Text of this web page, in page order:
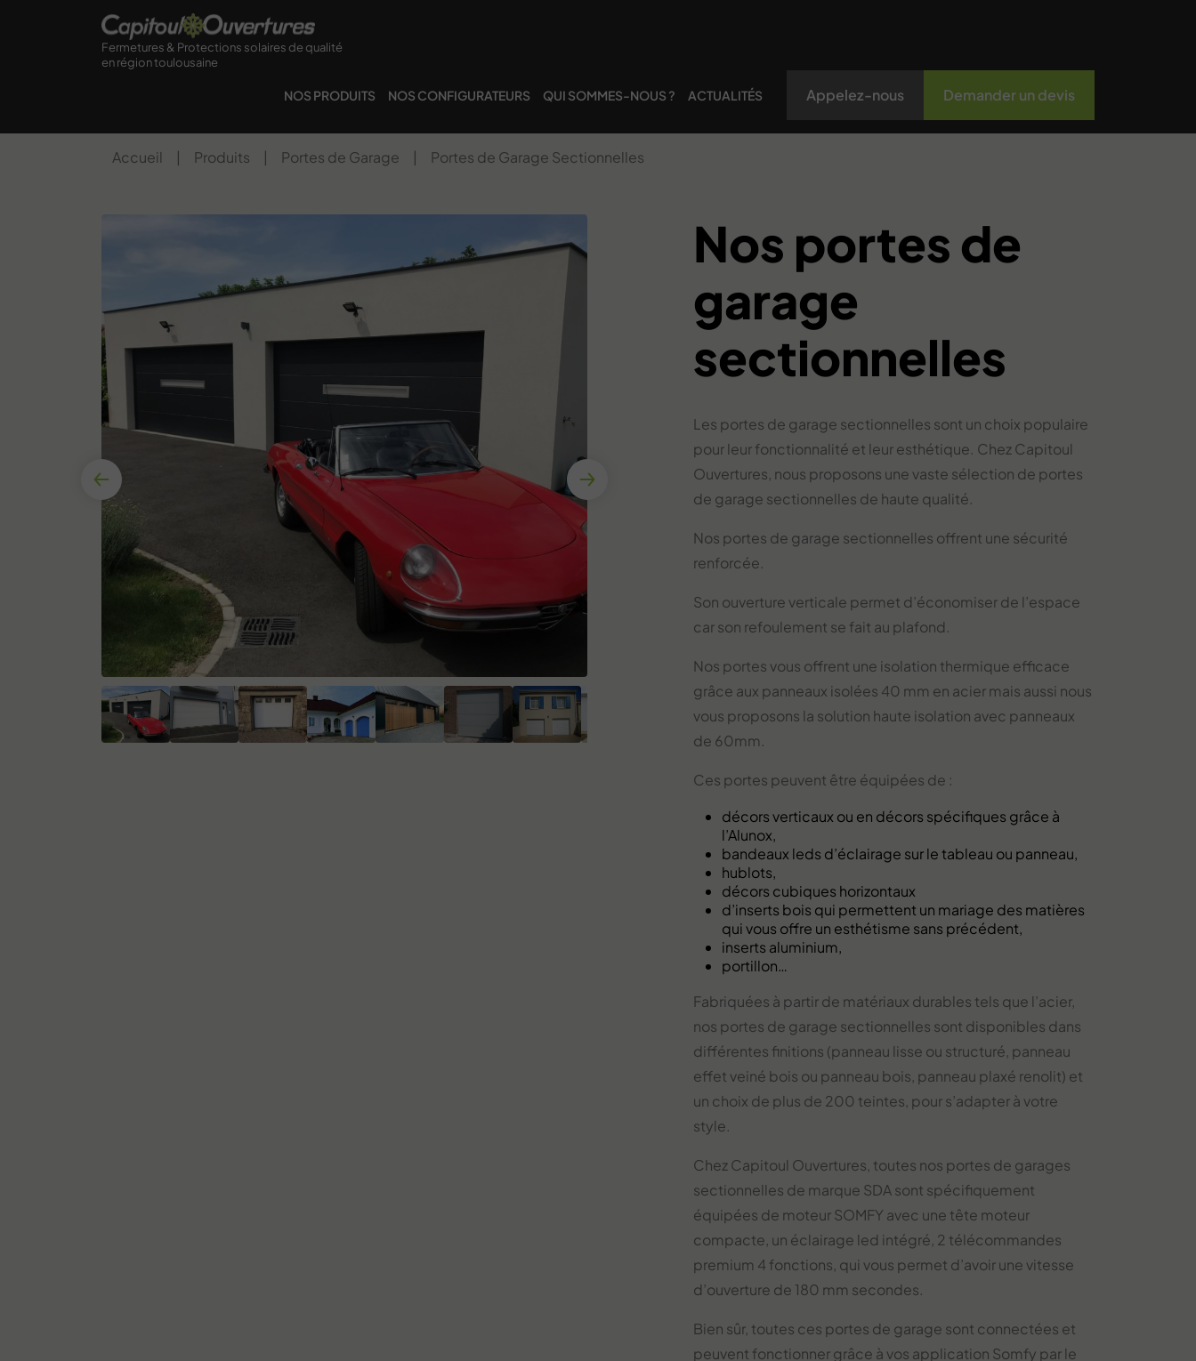
Fermetures & Protections solaires de qualité
en région toulousaine
NOS PRODUITS NOS CONFIGURATEURS QUI SOMMES-NOUS ? ACTUALITÉS Appelez-nous Demander un devis
Accueil | Produits | Portes de Garage | Portes de Garage Sectionnelles
Nos portes de
garage
sectionnelles
Les portes de garage sectionnelles sont un choix populaire
pour leur fonctionnalité et leur esthétique. Chez Capitoul
Ouvertures, nous proposons une vaste sélection de portes
de garage sectionnelles de haute qualité.
Nos portes de garage sectionnelles offrent une sécurité
renforcée.
Son ouverture verticale permet d’économiser de l’espace
car son refoulement se fait au plafond.
Nos portes vous offrent une isolation thermique efficace
grâce aux panneaux isolées 40 mm en acier mais aussi nous
vous proposons la solution haute isolation avec panneaux
de 60mm.
Ces portes peuvent être équipées de :
décors verticaux ou en décors spécifiques grâce à
l’Alunox,
bandeaux leds d’éclairage sur le tableau ou panneau,
hublots,
décors cubiques horizontaux
d’inserts bois qui permettent un mariage des matières
qui vous offre un esthétisme sans précédent,
inserts aluminium,
portillon…
Fabriquées à partir de matériaux durables tels que l’acier,
nos portes de garage sectionnelles sont disponibles dans
différentes finitions (panneau lisse ou structuré, panneau
effet veiné bois ou panneau bois, panneau plaxé renolit) et
un choix de plus de 200 teintes, pour s’adapter à votre
style.
Chez Capitoul Ouvertures, toutes nos portes de garages
sectionnelles de marque SDA sont spécifiquement
équipées de moteur SOMFY avec une tête moteur
compacte, un éclairage led intégré, 2 télécommandes
premium 4 fonctions, qui vous permet d’avoir une vitesse
d’ouverture de 180 mm secondes.
Bien sûr, toutes ces portes de garage sont connectées et
peuvent fonctionner grâce à vos application Somfy par le